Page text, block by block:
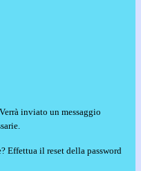
Verrà inviato un messaggio
Effettua il reset della password